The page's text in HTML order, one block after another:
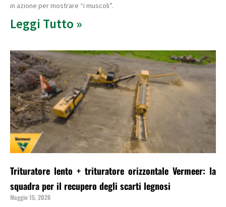
in azione per mostrare “i muscoli”.
Leggi Tutto »
Trituratore lento + trituratore orizzontale Vermeer: la
squadra per il recupero degli scarti legnosi
Maggio 15, 2026